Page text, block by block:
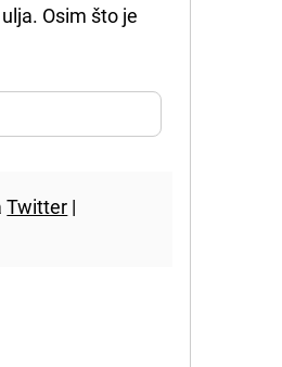
Osim što je
Twitter |